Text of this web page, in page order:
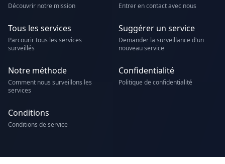
Découvrir notre mission Entrer en contact avec nous
Tous les services
Parcourir tous les services
surveillés
Suggérer un service
Demander la surveillance d'un
nouveau service
Notre méthode
Comment nous surveillons les
services
Confidentialité
Politique de confidentialité
Conditions
Conditions de service